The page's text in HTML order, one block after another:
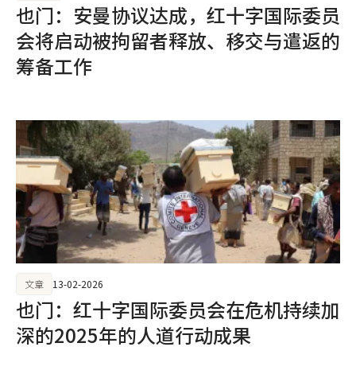
也门：安曼协议达成，红十字国际委员
会将启动被拘留者释放、移交与遣返的
筹备工作
也门：红十字国际委员会在危机持续加
深的2025年的人道行动成果
文章 13-02-2026